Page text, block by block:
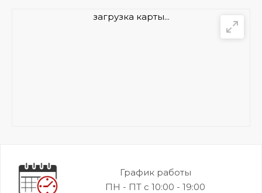
загрузка карты...
График работы
ПН - ПТ с 10:00 - 19:00